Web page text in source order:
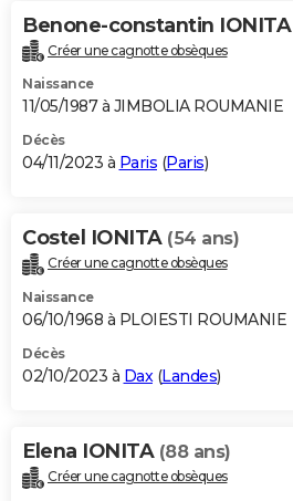
Benone-constantin IONITA
Créer une cagnotte obsèques
Naissance
11/05/1987 à JIMBOLIA ROUMANIE
Décès
04/11/2023 à Paris (Paris)
Costel IONITA (54 ans)
Créer une cagnotte obsèques
Naissance
06/10/1968 à PLOIESTI ROUMANIE
Décès
02/10/2023 à Dax(Landes)
Elena IONITA (88 ans)
Créer une cagnotte obsèques